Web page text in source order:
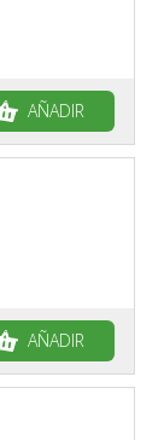
AÑADIR
AÑADIR